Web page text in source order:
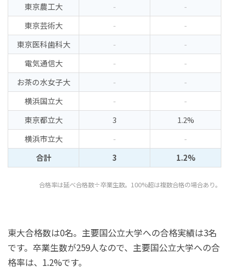
東京農工大
-
-
東京芸術大
-
-
東京医科歯科大
-
-
電気通信大
-
-
お茶の水女子大
-
-
横浜国立大
-
-
東京都立大
3
1.2%
横浜市立大
-
-
合計
3 1.2%
合格率は延べ合格数÷卒業生数。100%超は複数合格の場合あり。
東大合格数は0名。主要国公立大学への合格実績は3名
です。卒業生数が259人なので、主要国公立大学への合
格率は、1.2%です。